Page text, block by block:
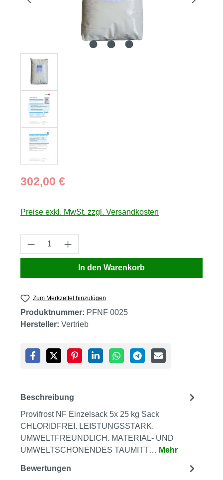
Regulärer Preis:
302,00 €
Preise exkl. MwSt. zzgl. Versandkosten
Produkt Anzahl: Gib den gewünschten
In den Warenkorb
Zum Merkzettel hinzufügen
Produktnummer: PFNF 0025
Hersteller: Vertrieb
Beschreibung
Provifrost NF Einzelsack 5x 25 kg Sack
CHLORIDFREI. LEISTUNGSSTARK.
UMWELTFREUNDLICH. MATERIAL- UND
UMWELTSCHONENDES TAUMITT… Mehr
Bewertungen